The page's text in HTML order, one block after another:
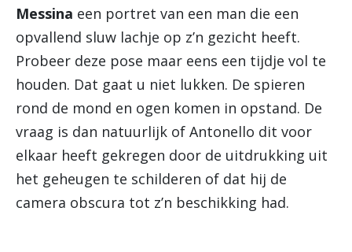
Messina een portret van een man die een
opvallend sluw lachje op z’n gezicht heeft.
Probeer deze pose maar eens een tijdje vol te
houden. Dat gaat u niet lukken. De spieren
rond de mond en ogen komen in opstand. De
vraag is dan natuurlijk of Antonello dit voor
elkaar heeft gekregen door de uitdrukking uit
het geheugen te schilderen of dat hij de
camera obscura tot z’n beschikking had.